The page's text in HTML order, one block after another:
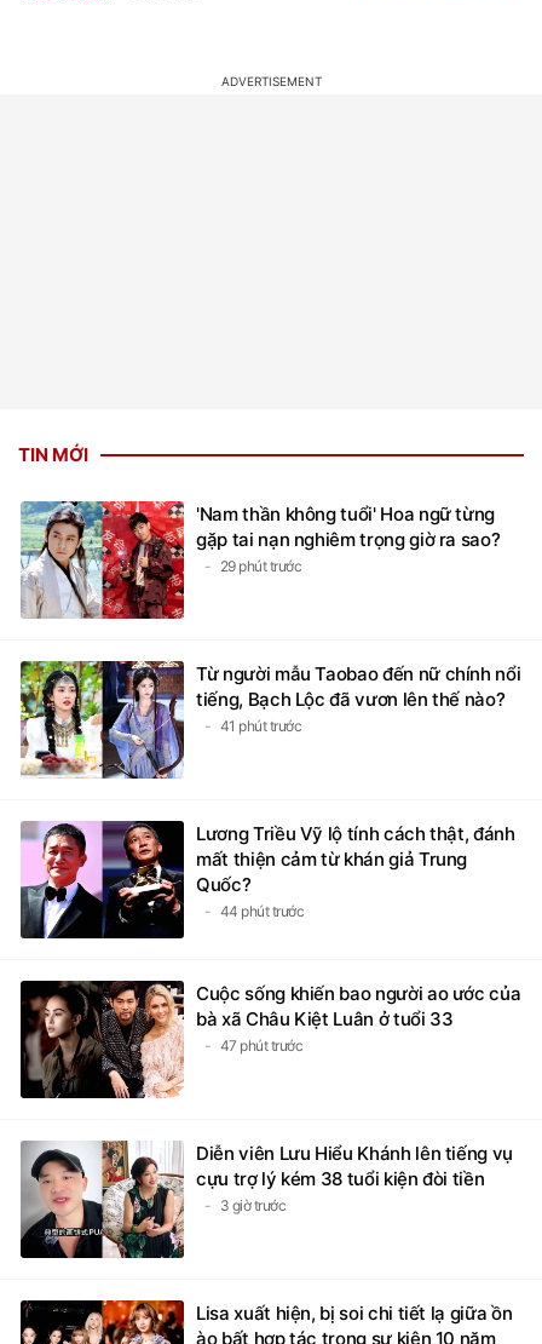
gặp tai nạn nghiêm trọng giờ ra sao?
29 phút trước
tiếng, Bạch Lộc đã vươn lên thế nào?
41 phút trước
mất thiện cảm từ khán giả Trung
Quốc?
44 phút trước
bà xã Châu Kiệt Luân ở tuổi 33
47 phút trước
cựu trợ lý kém 38 tuổi kiện đòi tiền
3 giờ trước
ào bất hợp tác trong sự kiện 10 năm
của BLACKPINK